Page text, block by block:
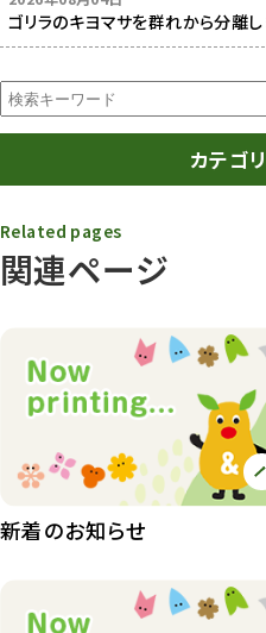
ゴリラのキヨマサを群れから分離
カテゴ
動物園
動物園その他
植物園
植物たち
植物園長の庭
桜情報
関連ページ
Related pages
新着のお知らせ